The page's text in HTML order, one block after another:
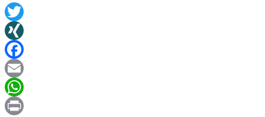
Twitter
XING
Facebook
Email
WhatsApp